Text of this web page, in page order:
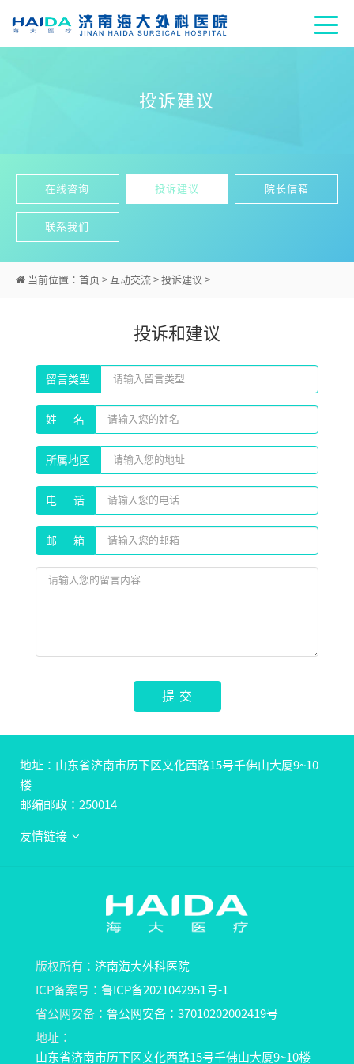
投诉建议
在线咨询 投诉建议 院长信箱
联系我们
当前位置： 首页 > 互动交流 > 投诉建议 >
投诉和建议
留言类型
姓 名
所属地区
电 话
邮 箱
提 交
地址：山东省济南市历下区文化西路15号千佛山大厦9~10
楼
邮编邮政：250014
友情链接
版权所有： 济南海大外科医院
ICP备案号： 鲁ICP备2021042951号-1
省公网安备： 鲁公网安备：37010202002419号
地址：
山东省济南市历下区文化西路15号千佛山大厦9~10楼